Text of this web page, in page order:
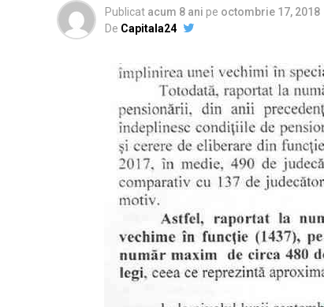
Publicat acum 8 ani pe octombrie 17, 2018
De Capitala24